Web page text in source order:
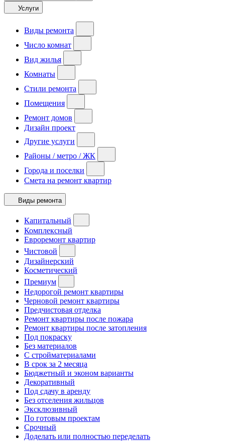
Услуги
Виды ремонта
Число комнат
Вид жилья
Комнаты
Стили ремонта
Помещения
Ремонт домов
Дизайн проект
Другие услуги
Районы / метро / ЖК
Города и поселки
Смета на ремонт квартир
Виды ремонта
Капитальный
Комплексный
Евроремонт квартир
Чистовой
Дизайнерский
Косметический
Премиум
Недорогой ремонт квартиры
Черновой ремонт квартиры
Предчистовая отделка
Ремонт квартиры после пожара
Ремонт квартиры после затопления
Под покраску
Без материалов
С стройматериалами
В срок за 2 месяца
Бюджетный и эконом варианты
Декоративный
Под сдачу в аренду
Без отселения жильцов
Эксклюзивный
По готовым проектам
Срочный
Доделать или полностью переделать